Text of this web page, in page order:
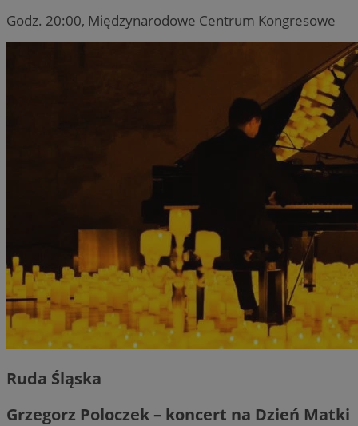
Godz. 20:00, Międzynarodowe Centrum Kongresowe
Ruda Śląska
Grzegorz Poloczek – koncert na Dzień Matki